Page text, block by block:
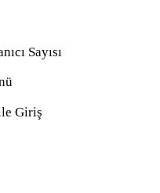
Sayısı
Giriş